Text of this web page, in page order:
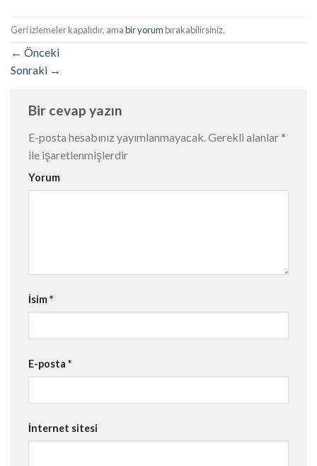
Geri izlemeler kapalıdır, amabir yorumbırakabilirsiniz.
← Önceki
Sonraki →
Bir cevap yazın
E-posta hesabınız yayımlanmayacak.Gerekli alanlar *
ile işaretlenmişlerdir
Yorum
İsim*
E-posta *
İnternet sitesi